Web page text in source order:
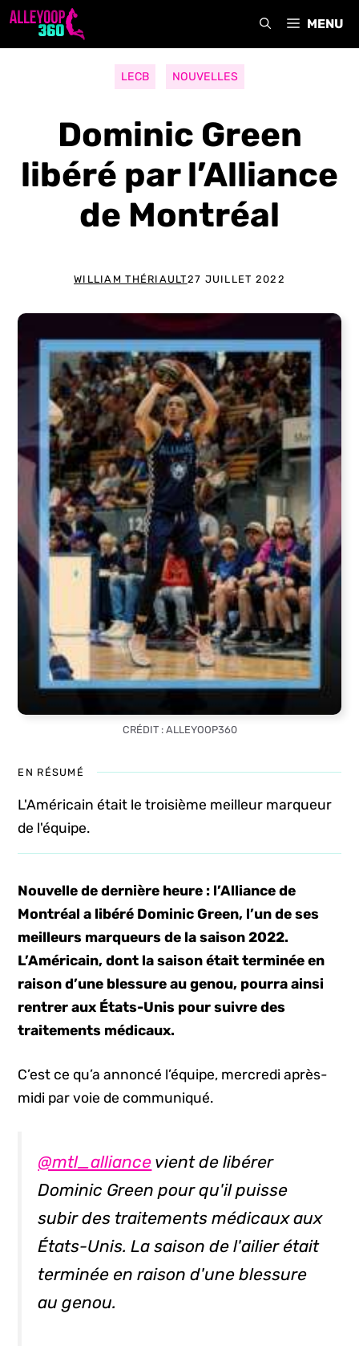
Aller
MENU
LECB NOUVELLES
Dominic Green
libéré par l’Alliance
de Montréal
WILLIAM THÉRIAULT27 JUILLET 2022
CRÉDIT : ALLEYOOP360
EN RÉSUMÉ
L'Américain était le troisième meilleur marqueur
de l'équipe.
Nouvelle de dernière heure : l’Alliance de
Montréal a libéré Dominic Green, l’un de ses
meilleurs marqueurs de la saison 2022.
L’Américain, dont la saison était terminée en
raison d’une blessure au genou, pourra ainsi
rentrer aux États-Unis pour suivre des
traitements médicaux.
C’est ce qu’a annoncé l’équipe, mercredi après-
midi par voie de communiqué.
@mtl_alliance vient de libérer
Dominic Green pour qu'il puisse
subir des traitements médicaux aux
États-Unis. La saison de l'ailier était
terminée en raison d'une blessure
au genou.